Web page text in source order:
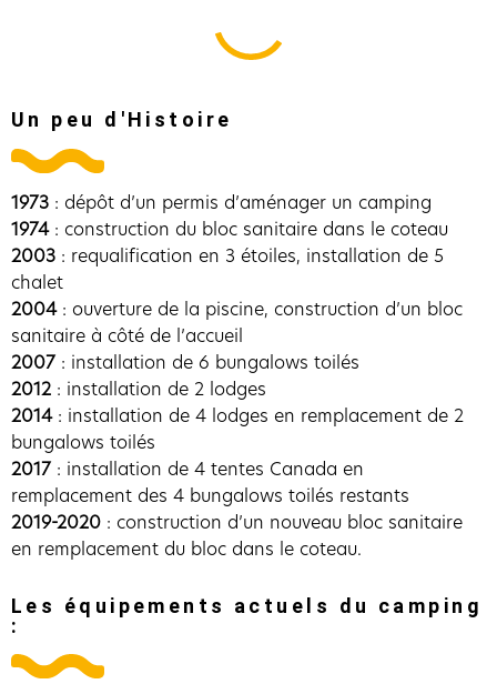
Un peu d'Histoire
1973 : dépôt d’un permis d’aménager un camping
1974: construction du bloc sanitaire dans le coteau
2003 : requalification en 3 étoiles, installation de 5
chalet
2004: ouverture de la piscine, construction d’un bloc
sanitaire à côté de l’accueil
2007: installation de 6 bungalows toilés
2012 : installation de 2 lodges
2014: installation de 4 lodges en remplacement de 2
bungalows toilés
2017: installation de 4 tentes Canada en
remplacement des 4 bungalows toilés restants
2019-2020 : construction d’un nouveau bloc sanitaire
en remplacement du bloc dans le coteau.
Les équipements actuels du camping
: